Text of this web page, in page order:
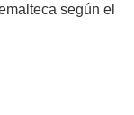
según el